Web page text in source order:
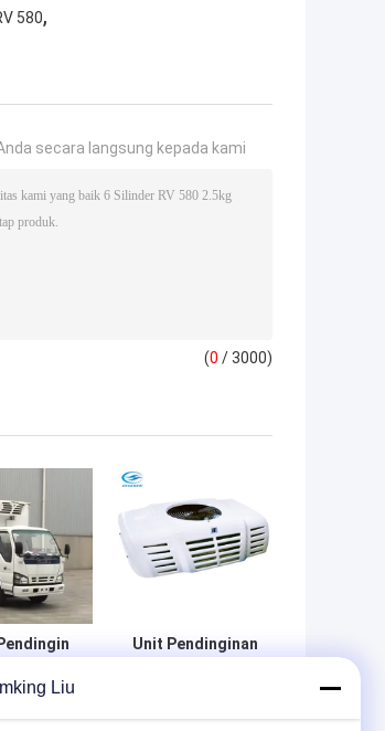
580,
secara langsung kepada kami
(0 / 3000)
-25
Unit Pendinginan
Liu